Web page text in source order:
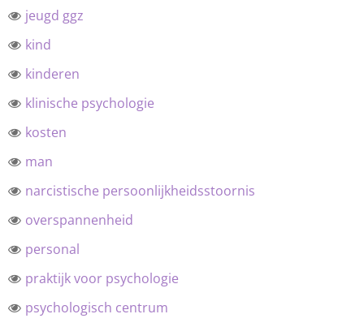
jeugd ggz
kind
kinderen
klinische psychologie
kosten
man
narcistische persoonlijkheidsstoornis
overspannenheid
personal
praktijk voor psychologie
psychologisch centrum